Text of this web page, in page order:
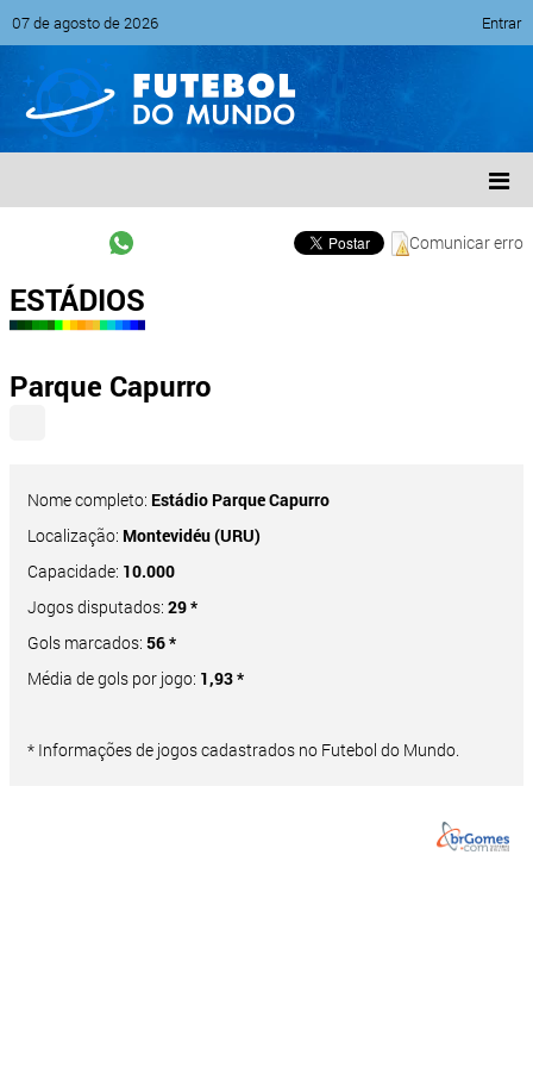
07 de agosto de 2026 Entrar
Comunicar erro
ESTÁDIOS
Parque Capurro
Nome completo: Estádio Parque Capurro
Localização: Montevidéu (URU)
Capacidade: 10.000
Jogos disputados: 29 *
Gols marcados: 56 *
Média de gols por jogo: 1,93 *
* Informações de jogos cadastrados no Futebol do Mundo.